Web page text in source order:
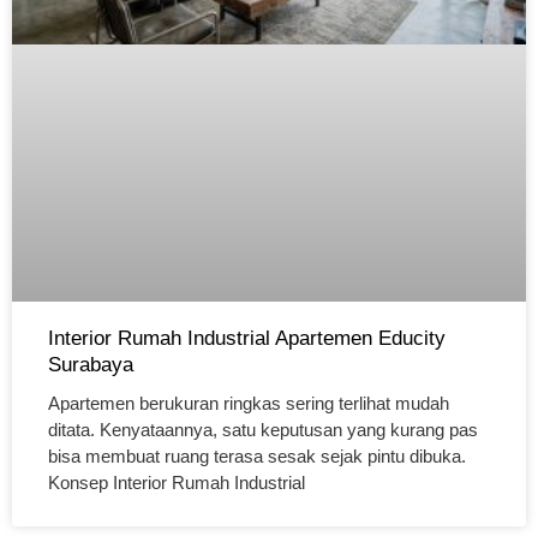
Interior Rumah Industrial Apartemen Educity
Surabaya
Apartemen berukuran ringkas sering terlihat mudah
ditata. Kenyataannya, satu keputusan yang kurang pas
bisa membuat ruang terasa sesak sejak pintu dibuka.
Konsep Interior Rumah Industrial